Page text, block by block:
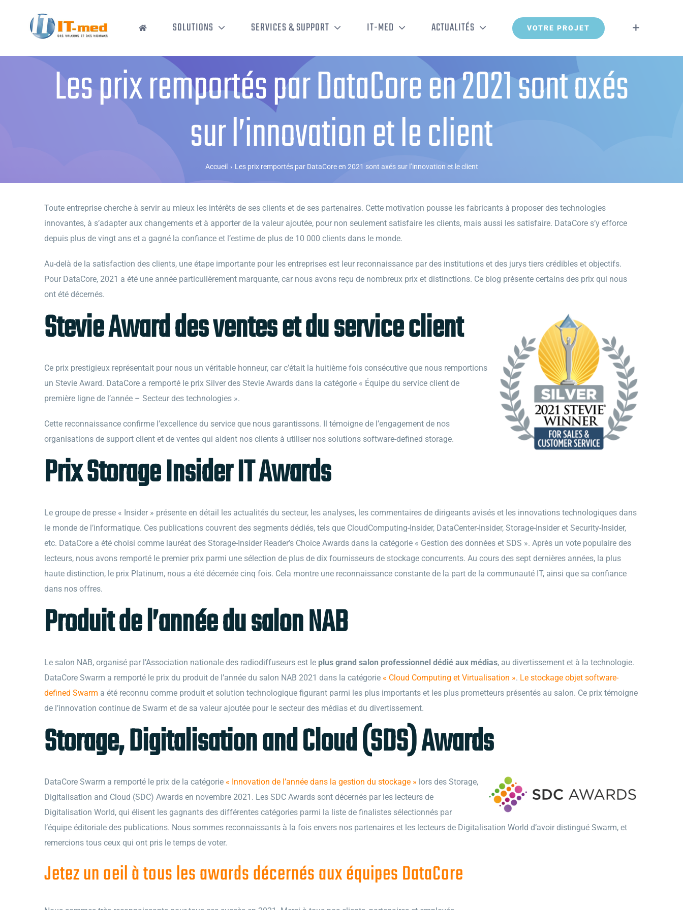
SOLUTIONS SERVICES & SUPPORT IT-MED ACTUALITÉS VOTRE PROJET
Les prix remportés par DataCore en 2021 sont axés
sur l’innovation et le client
Accueil › Les prix remportés par DataCore en 2021 sont axés sur l’innovation et le client
Toute entreprise cherche à servir au mieux les intérêts de ses clients et de ses partenaires. Cette motivation pousse les fabricants à proposer des technologies
innovantes, à s’adapter aux changements et à apporter de la valeur ajoutée, pour non seulement satisfaire les clients, mais aussi les satisfaire. DataCore s’y efforce
depuis plus de vingt ans et a gagné la confiance et l’estime de plus de 10 000 clients dans le monde.
Au-delà de la satisfaction des clients, une étape importante pour les entreprises est leur reconnaissance par des institutions et des jurys tiers crédibles et objectifs.
Pour DataCore, 2021 a été une année particulièrement marquante, car nous avons reçu de nombreux prix et distinctions. Ce blog présente certains des prix qui nous
ont été décernés.
Stevie Award des ventes et du service client
Ce prix prestigieux représentait pour nous un véritable honneur, car c’était la huitième fois consécutive que nous remportions
un Stevie Award. DataCore a remporté le prix Silver des Stevie Awards dans la catégorie « Équipe du service client de
première ligne de l’année – Secteur des technologies ».
Cette reconnaissance confirme l’excellence du service que nous garantissons. Il témoigne de l’engagement de nos
organisations de support client et de ventes qui aident nos clients à utiliser nos solutions software-defined storage.
Prix Storage Insider IT Awards
Le groupe de presse « Insider » présente en détail les actualités du secteur, les analyses, les commentaires de dirigeants avisés et les innovations technologiques dans
le monde de l’informatique. Ces publications couvrent des segments dédiés, tels que CloudComputing-Insider, DataCenter-Insider, Storage-Insider et Security-Insider,
etc. DataCore a été choisi comme lauréat des Storage-Insider Reader’s Choice Awards dans la catégorie « Gestion des données et SDS ». Après un vote populaire des
lecteurs, nous avons remporté le premier prix parmi une sélection de plus de dix fournisseurs de stockage concurrents. Au cours des sept dernières années, la plus
haute distinction, le prix Platinum, nous a été décernée cinq fois. Cela montre une reconnaissance constante de la part de la communauté IT, ainsi que sa confiance
dans nos offres.
Produit de l’année du salon NAB
Le salon NAB, organisé par l’Association nationale des radiodiffuseurs est le plus grand salon professionnel dédié aux médias, au divertissement et à la technologie.
DataCore Swarm a remporté le prix du produit de l’année du salon NAB 2021 dans la catégorie « Cloud Computing et Virtualisation ». Le stockage objet software-
defined Swarm a été reconnu comme produit et solution technologique figurant parmi les plus importants et les plus prometteurs présentés au salon. Ce prix témoigne
de l’innovation continue de Swarm et de sa valeur ajoutée pour le secteur des médias et du divertissement.
Storage, Digitalisation and Cloud (SDS) Awards
DataCore Swarm a remporté le prix de la catégorie « Innovation de l’année dans la gestion du stockage » lors des Storage,
Digitalisation and Cloud (SDC) Awards en novembre 2021. Les SDC Awards sont décernés par les lecteurs de
Digitalisation World, qui élisent les gagnants des différentes catégories parmi la liste de finalistes sélectionnés par
l’équipe éditoriale des publications. Nous sommes reconnaissants à la fois envers nos partenaires et les lecteurs de Digitalisation World d’avoir distingué Swarm, et
remercions tous ceux qui ont pris le temps de voter.
Jetez un oeil à tous les awards décernés aux équipes DataCore